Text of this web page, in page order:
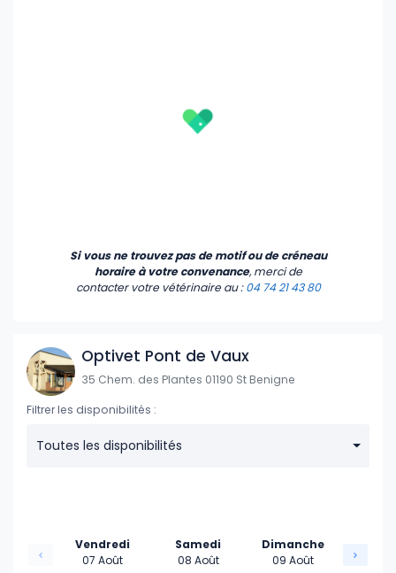
Si vous ne trouvez pas de motif ou de créneau
horaire à votre convenance, merci de
contacter votre vétérinaire au :04 74 21 43 80
Optivet Pont de Vaux
35 Chem. des Plantes 01190 St Benigne
Filtrer les disponibilités :
Toutes les disponibilités
Vendredi
07 Août
Samedi
08 Août
Dimanche
09 Août